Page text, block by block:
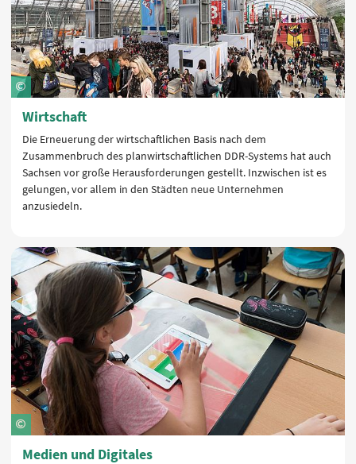
Wirtschaft
Die Erneuerung der wirtschaftlichen Basis nach dem
Zusammenbruch des planwirtschaftlichen DDR-Systems hat auch
Sachsen vor große Herausforderungen gestellt. Inzwischen ist es
gelungen, vor allem in den Städten neue Unternehmen
anzusiedeln.
Medien und Digitales